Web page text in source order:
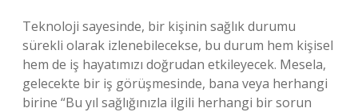
Teknoloji sayesinde, bir kişinin sağlık durumu
sürekli olarak izlenebilecekse, bu durum hem kişisel
hem de iş hayatımızı doğrudan etkileyecek. Mesela,
gelecekte bir iş görüşmesinde, bana veya herhangi
birine “Bu yıl sağlığınızla ilgili herhangi bir sorun